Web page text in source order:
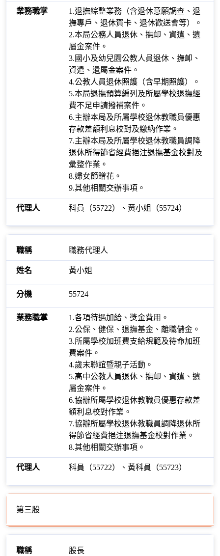
1.退撫綜整業務（含退休意願調查、退
撫專戶、退休賀卡、退休歡送會等）。
2.本局公務人員退休、撫卹、資遣、遺
屬金案件。
3.國小及幼兒園公教人員退休、撫卹、
資遣、遺屬金案件。
4.公教人員退休照護（含早期照護）。
5.本局退撫預算編列及所屬學校退撫經
費不足申請撥補案件。
6.主辦本局及所屬學校退休教職員優惠
存款差額利息校對及繳納作業。
7.主辦本局及所屬學校退休教職員調降
退休所得節省經費挹注退撫基金校對及
彙整作業。
8.婦女節贈花。
9.其他相關交辦事項。
科員（55722）、黃小姐（55724）
職務代理人
黃小姐
55724
1.各項待遇加給、獎金費用。
2.公保、健保、退撫基金、離職儲金。
3.所屬學校加班費支給規範及待命加班
費案件。
4.歲末聯誼暨親子活動。
5.高中公教人員退休、撫卹、資遣、遺
屬金案件。
6.協辦所屬學校退休教職員優惠存款差
額利息校對作業。
7.協辦所屬學校退休教職員調降退休所
得節省經費挹注退撫基金校對作業。
8.其他相關交辦事項。
科員（55722）、黃科員（55723）
第三股
股長